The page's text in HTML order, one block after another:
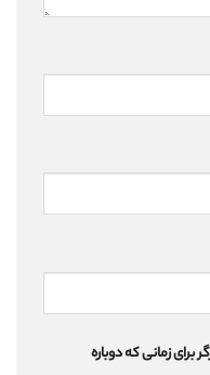
برای زمانی که دوباره